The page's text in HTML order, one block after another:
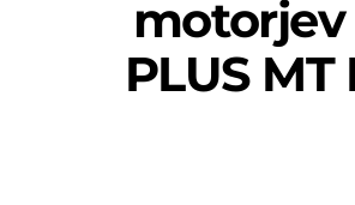
motorjev
PLUS MT